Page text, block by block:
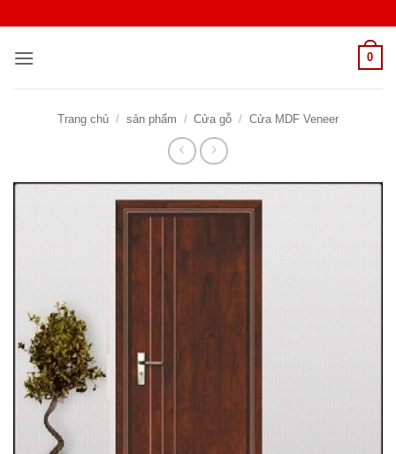
nội
0
Trang chủ / sản phẩm / Cửa gỗ / Cửa MDF Veneer